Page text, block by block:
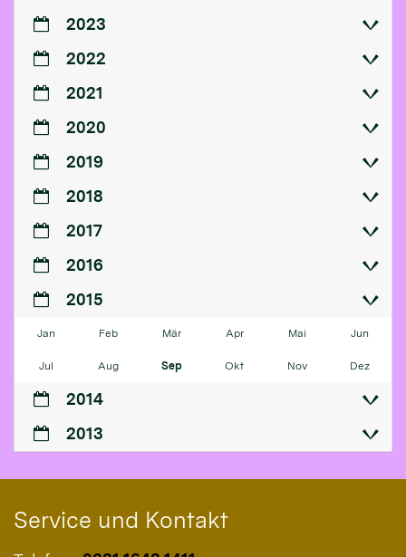
2023
2022
2021
2020
2019
2018
2017
2016
2015
Jan Feb Mär Apr Mai Jun
Jul Aug Sep Okt Nov Dez
2014
2013
Service und Kontakt